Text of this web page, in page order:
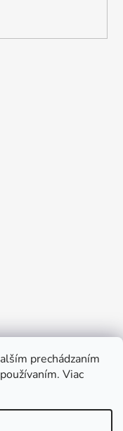
prechádzaním
Viac